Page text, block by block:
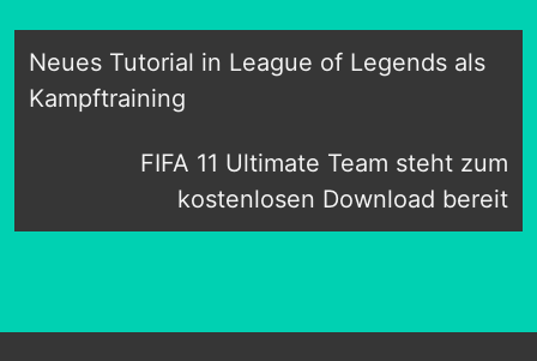
Neues Tutorial in League of Legends als
Kampftraining
FIFA 11 Ultimate Team steht zum
kostenlosen Download bereit